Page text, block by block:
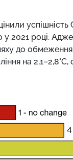
успішність
2021 році.
до обмеження
на